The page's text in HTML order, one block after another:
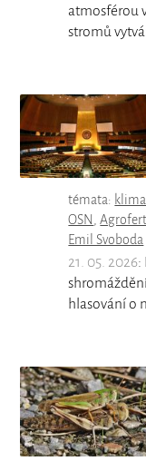
atmosférou
stromů
témata:
OSN,Agrofert
Emil Svoboda
21. 05. 2026:
hlasování o